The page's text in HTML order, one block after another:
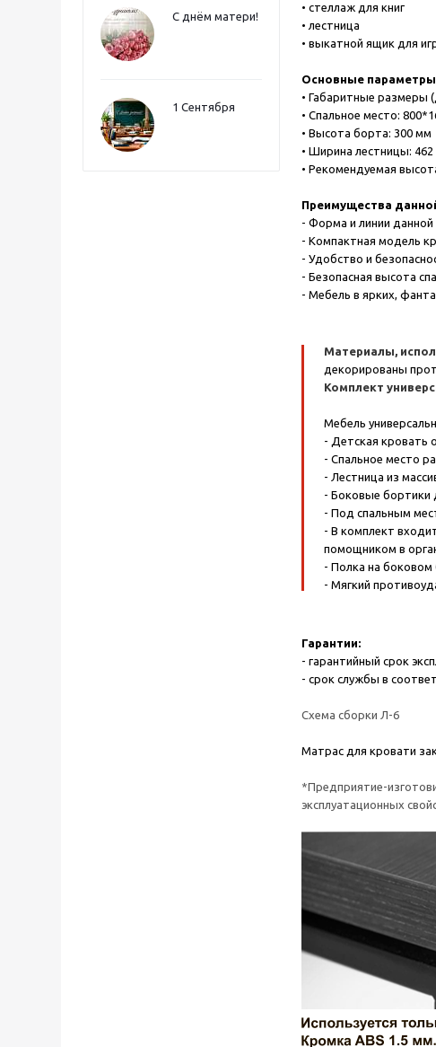
С днём матери!
1 Сентября
• стеллаж для книг
• лестница
• выкатной ящик для
Основные
• Габаритные размеры
• Спальное место:
• Высота борта: 300 мм
• Ширина лестницы:
• Рекомендуемая
Преимущества
- Форма и линии
- Компактная модель
- Удобство и
- Безопасная высота
- Мебель в ярких,
Материалы,
декорированы
Комплект
Мебель
- Детская кровать
- Спальное место
- Лестница из
- Боковые бортики
- Под спальным
- В комплект
помощником в
- Полка на боковом
- Мягкий
Гарантии:
- гарантийный срок
- срок службы в
Схема сборки Л-6
Матрас для кровати
*Предприятие-
эксплуатационных